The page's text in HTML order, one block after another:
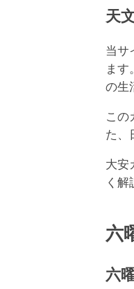
天
当サ
ます
の生
この
た、
大安
く解
六
六